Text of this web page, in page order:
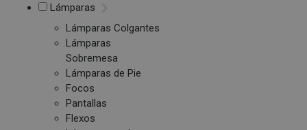
Lámparas
Lámparas Colgantes
Lámparas
Sobremesa
Lámparas de Pie
Focos
Pantallas
Flexos